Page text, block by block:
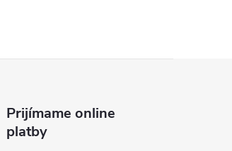
Prijímame online
platby